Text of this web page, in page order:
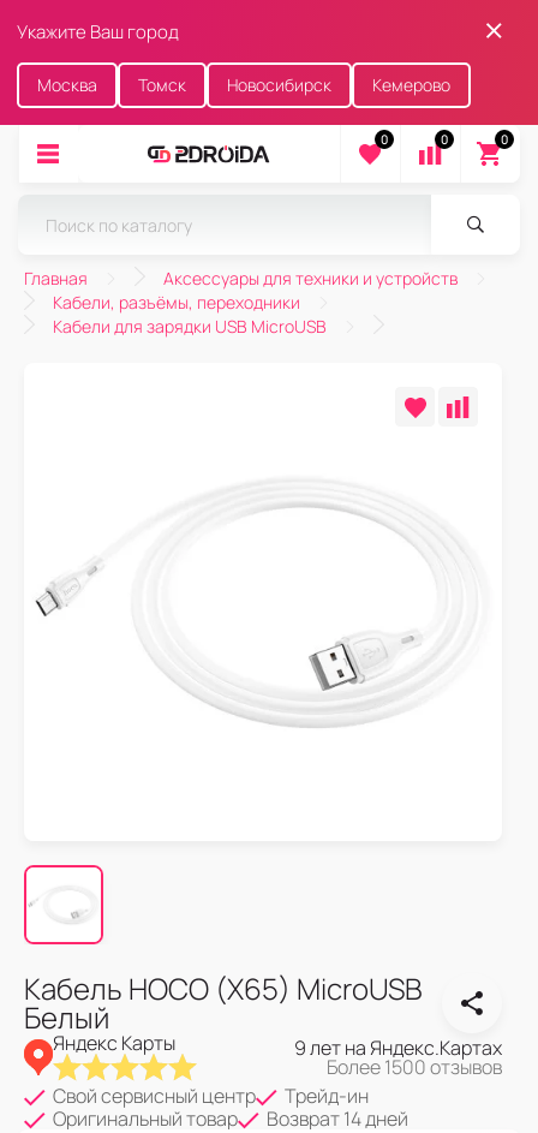
Укажите Ваш город
Москва Томск Новосибирск Кемерово
0 0 0
Главная
Аксессуары для техники и устройств
Кабели, разъёмы, переходники
Кабели для зарядки USB MicroUSB
Кабель HOCO (X65) MicroUSB
Белый
Яндекс Карты 9 лет на Яндекс.Картах
Более 1500 отзывов
Свой сервисный центр
Трейд-ин
Оригинальный товар
Возврат 14 дней